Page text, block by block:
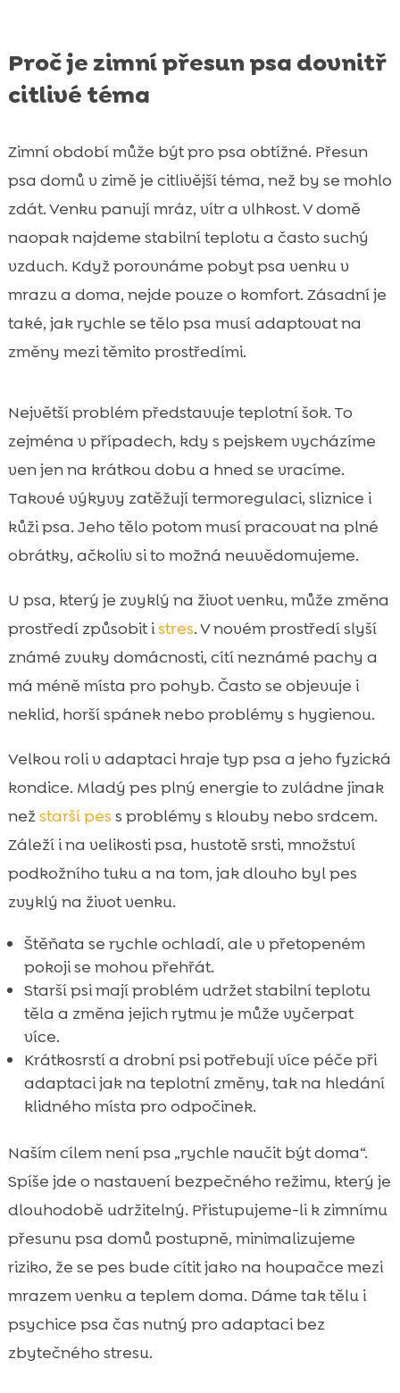
Proč je zimní přesun psa dovnitř
citlivé téma
Zimní období může být pro psa obtížné. Přesun
psa domů v zimě je citlivější téma, než by se mohlo
zdát. Venku panují mráz, vítr a vlhkost. V domě
naopak najdeme stabilní teplotu a často suchý
vzduch. Když porovnáme pobyt psa venku v
mrazu a doma, nejde pouze o komfort. Zásadní je
také, jak rychle se tělo psa musí adaptovat na
změny mezi těmito prostředími.
Největší problém představuje teplotní šok. To
zejména v případech, kdy s pejskem vycházíme
ven jen na krátkou dobu a hned se vracíme.
Takové výkyvy zatěžují termoregulaci, sliznice i
kůži psa. Jeho tělo potom musí pracovat na plné
obrátky, ačkoliv si to možná neuvědomujeme.
U psa, který je zvyklý na život venku, může změna
prostředí způsobit istres. V novém prostředí slyší
známé zvuky domácnosti, cítí neznámé pachy a
má méně místa pro pohyb. Často se objevuje i
neklid, horší spánek nebo problémy s hygienou.
Velkou roli v adaptaci hraje typ psa a jeho fyzická
kondice. Mladý pes plný energie to zvládne jinak
nežstarší pes s problémy s klouby nebo srdcem.
Záleží i na velikosti psa, hustotě srsti, množství
podkožního tuku a na tom, jak dlouho byl pes
zvyklý na život venku.
Štěňata se rychle ochladí, ale v přetopeném
pokoji se mohou přehřát.
Starší psi mají problém udržet stabilní teplotu
těla a změna jejich rytmu je může vyčerpat
více.
Krátkosrstí a drobní psi potřebují více péče při
adaptaci jak na teplotní změny, tak na hledání
klidného místa pro odpočinek.
Naším cílem není psa „rychle naučit být doma“.
Spíše jde o nastavení bezpečného režimu, který je
dlouhodobě udržitelný. Přistupujeme-li k zimnímu
přesunu psa domů postupně, minimalizujeme
riziko, že se pes bude cítit jako na houpačce mezi
mrazem venku a teplem doma. Dáme tak tělu i
psychice psa čas nutný pro adaptaci bez
zbytečného stresu.